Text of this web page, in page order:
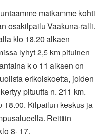
matkamme kohti
osakilpailu Vaakuna-ralli.
klo 18.20 alkaen
lyhyt 2,5 km pituinen
klo 11 alkaen on
erikoiskoetta, joiden
pituutta n. 211 km.
18.00. Kilpailun keskus ja
Reittiin
8- 17.